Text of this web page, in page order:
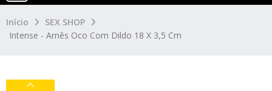
Início
SEX SHOP
Intense - Arnês Oco Com Dildo 18 X 3,5 Cm